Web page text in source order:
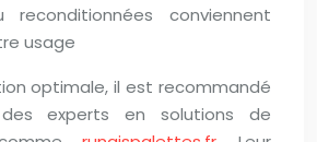
reconditionnées conviennent
usage
optimale, il est recommandé
experts en solutions de